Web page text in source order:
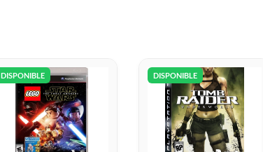
DISPONIBLE DISPONIBLE